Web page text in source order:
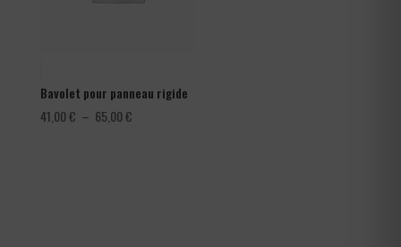
Bavolet pour panneau rigide
41,00€ – 65,00€Plage